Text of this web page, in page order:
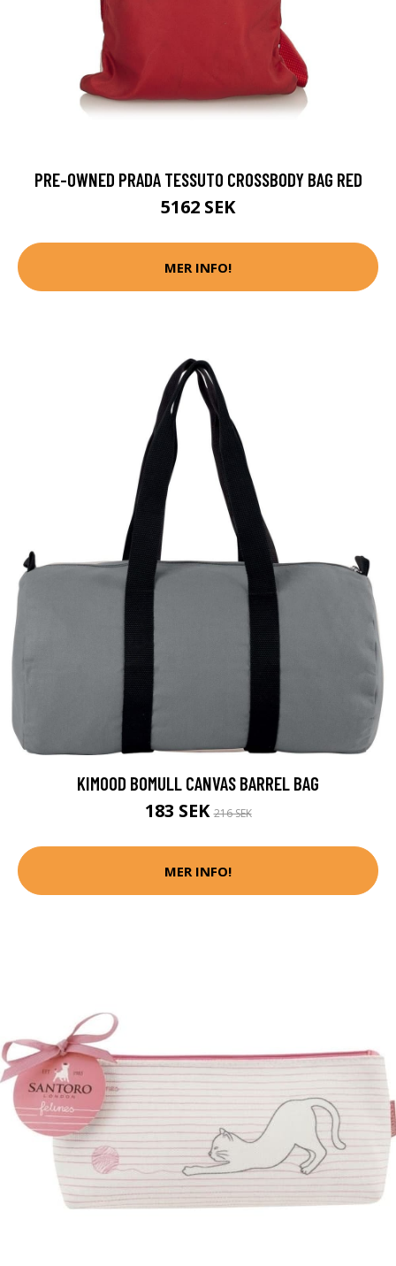
PRE-OWNED PRADA TESSUTO CROSSBODY BAG RED
5162 SEK
MER INFO!
KIMOOD BOMULL CANVAS BARREL BAG
183 SEK216 SEK
MER INFO!